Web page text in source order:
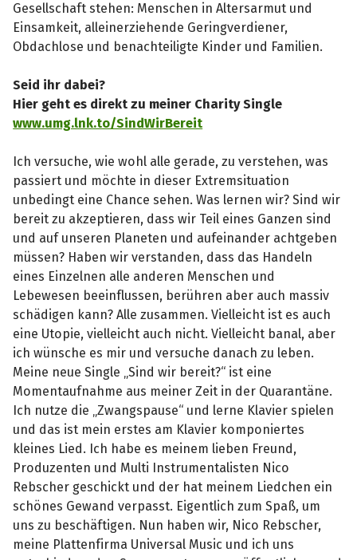
Gesellschaft stehen: Menschen in Altersarmut und
Einsamkeit, alleinerziehende Geringverdiener,
Obdachlose und benachteiligte Kinder und Familien.
Seid ihr dabei?
Hier geht es direkt zu meiner Charity Single
www.umg.lnk.to/SindWirBereit
Ich versuche, wie wohl alle gerade, zu verstehen, was
passiert und möchte in dieser Extremsituation
unbedingt eine Chance sehen. Was lernen wir? Sind wir
bereit zu akzeptieren, dass wir Teil eines Ganzen sind
und auf unseren Planeten und aufeinander achtgeben
müssen? Haben wir verstanden, dass das Handeln
eines Einzelnen alle anderen Menschen und
Lebewesen beeinflussen, berühren aber auch massiv
schädigen kann? Alle zusammen. Vielleicht ist es auch
eine Utopie, vielleicht auch nicht. Vielleicht banal, aber
ich wünsche es mir und versuche danach zu leben.
Meine neue Single „Sind wir bereit?“ ist eine
Momentaufnahme aus meiner Zeit in der Quarantäne.
Ich nutze die „Zwangspause“ und lerne Klavier spielen
und das ist mein erstes am Klavier komponiertes
kleines Lied. Ich habe es meinem lieben Freund,
Produzenten und Multi Instrumentalisten Nico
Rebscher geschickt und der hat meinem Liedchen ein
schönes Gewand verpasst. Eigentlich zum Spaß, um
uns zu beschäftigen. Nun haben wir, Nico Rebscher,
meine Plattenfirma Universal Music und ich uns